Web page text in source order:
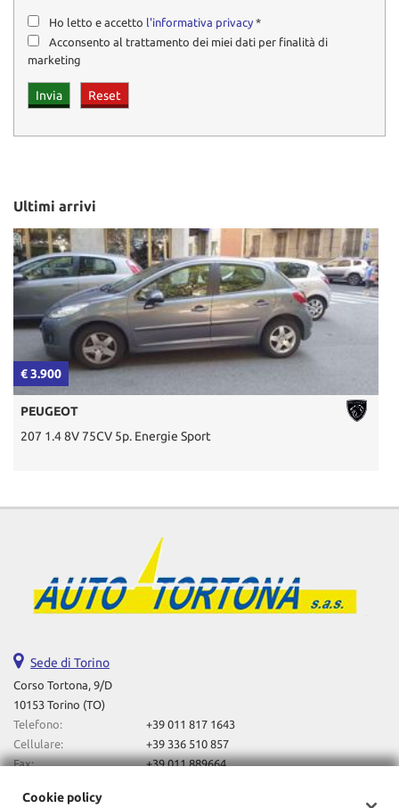
Ho letto e accetto l'informativa privacy *
Acconsento al trattamento dei miei dati per finalità di
marketing
Ultimi arrivi
€ 3.900
PEUGEOT
207 1.4 8V 75CV 5p. Energie Sport
Sede di Torino
Corso Tortona, 9/D
10153 Torino (TO)
Telefono:
+39 011 817 1643
Cellulare:
+39 336 510 857
Fax:
+39 011 889664
Indicazioni stradali
Cookie policy